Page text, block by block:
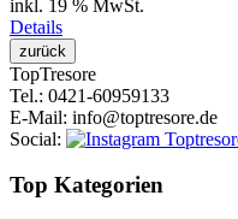
inkl. 19 % MwSt.
Details
TopTresore
Tel.: 0421-60959133
E-Mail: info@toptresore.de
Social:
Top Kategorien